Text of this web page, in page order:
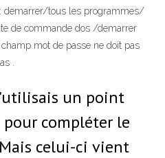
demarrer/tous les programmes/
de commande dos /demarrer
mot de passe ne doit pas
.
un point
pour compléter le
celui-ci vient